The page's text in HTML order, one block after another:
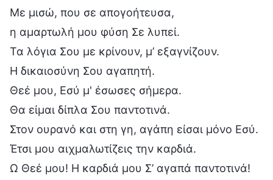
Με μισώ, που σε απογοήτευσα,
η αμαρτωλή μου φύση Σε λυπεί.
Τα λόγια Σου με κρίνουν, μ’ εξαγνίζουν.
Η δικαιοσύνη Σου αγαπητή.
Θεέ μου, Εσύ μ' έσωσες σήμερα.
Θα είμαι δίπλα Σου παντοτινά.
Στον ουρανό και στη γη, αγάπη είσαι μόνο Εσύ.
Έτσι μου αιχμαλωτίζεις την καρδιά.
Ω Θεέ μου! Η καρδιά μου Σ’ αγαπά παντοτινά!